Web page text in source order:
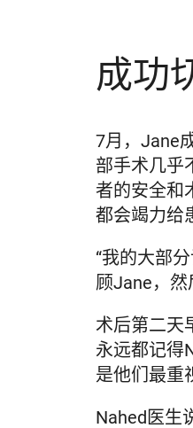
成功
7月，Jane
部手术几乎
者的安全和
都会竭力给
“我的大部
顾Jane，然
术后第二天
永远都记得
是他们最重
Nahed医生